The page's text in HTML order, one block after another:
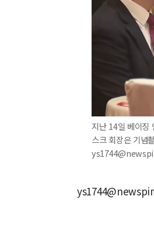
지난 14일 베이징
스크 회장은 기념